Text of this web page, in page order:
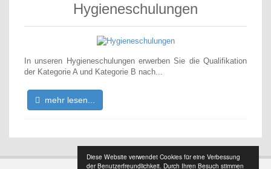
Diese Website verwendet Cookies für eine Verbessung
der Benutzerfreundlichkeit. Durch Ihren Besuch stimmen
Hygieneschulungen
In unseren Hygieneschulungen erwerben Sie die Qualifikation
der Kategorie A und Kategorie B nach...
mehr lesen...